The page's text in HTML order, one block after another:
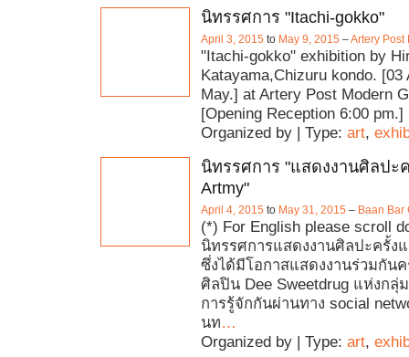
นิทรรศการ "Itachi-gokko"
April 3, 2015 to May 9, 2015 –Artery Post
"Itachi-gokko" exhibition by
Katayama,Chizuru kondo. [03
May.] at Artery Post Modern
[Opening Reception 6:00 pm.]
Organized by | Type: art,
นิทรรศการ "แสดงงานศิลปะ
Artmy"
April 4, 2015 to May 31, 2015 – Baan Bar
(*) For English please scroll
นิทรรศการแสดงงานศิลปะครั้ง
ซึ่งได้มีโอกาสแสดงงานร่วมกัน
ศิลปิน Dee Sweetdrug แห่งกลุ่
การรู้จักกันผ่านทาง social
นท…
Organized by | Type: art,